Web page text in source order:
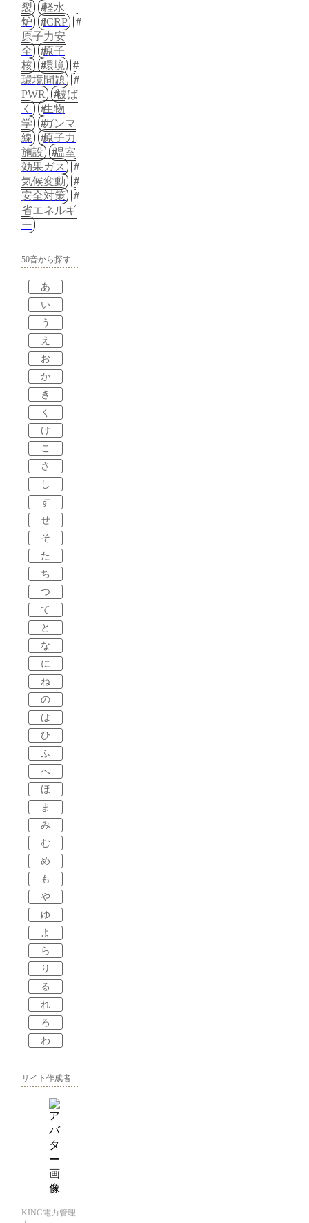
裂
軽水
炉
ICRP
原子力安
全
原子
核
環境
環境問題
PWR
被ば
く
生物
学
ガンマ
線
原子力
施設
温室
効果ガス
気候変動
安全対策
省エネルギ
ー
50音から探す
あ
い
う
え
お
か
き
く
け
こ
さ
し
す
せ
そ
た
ち
つ
て
と
な
に
ね
の
は
ひ
ふ
へ
ほ
ま
み
む
め
も
や
ゆ
よ
ら
り
る
れ
ろ
わ
サイト作成者
KING電力管理